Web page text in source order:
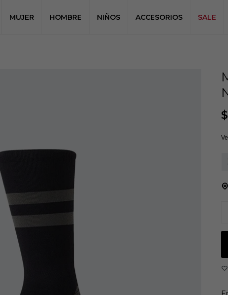
MUJER HOMBRE NIÑOS ACCESORIOS SALE
$